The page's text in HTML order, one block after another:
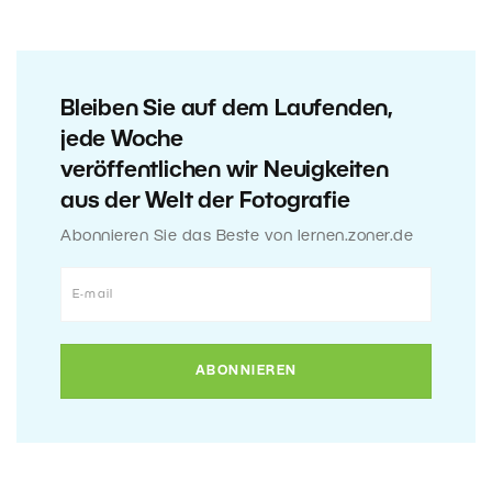
Bleiben Sie auf dem Laufenden,
jede Woche
veröffentlichen wir Neuigkeiten
aus der Welt der Fotografie
Abonnieren Sie das Beste von lernen.zoner.de